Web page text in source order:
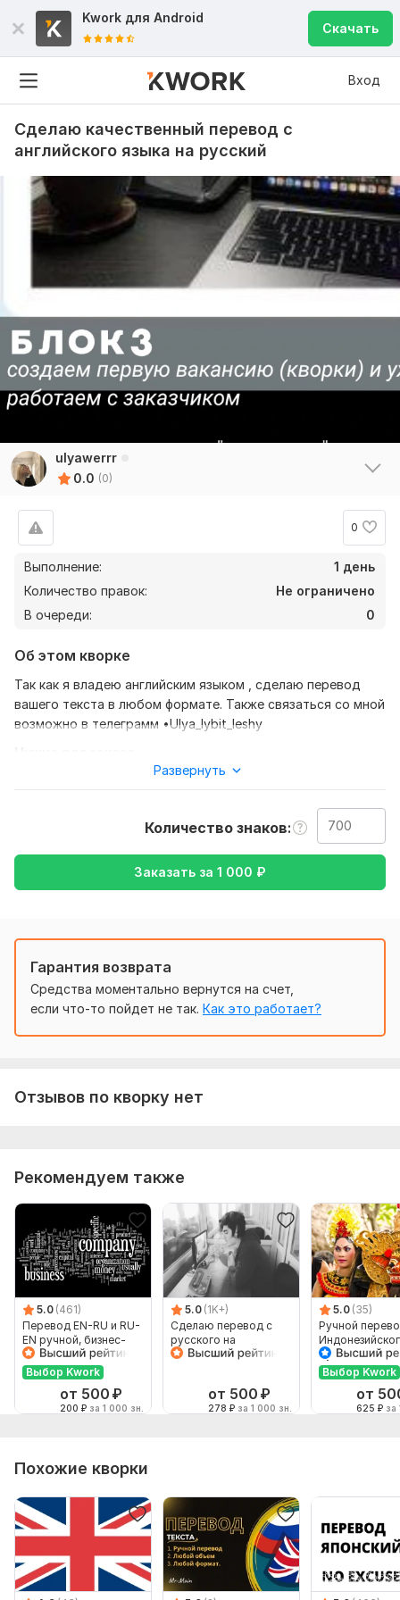
Kwork для Android
Скачать
Вход
Сделаю качественный перевод с
английского языка на русский
ulyawerrr
0.0 (0)
0
Выполнение:
1 день
Количество правок:
Не ограничено
В очереди:
0
Об этом кворке
Так как я владею английским языком , сделаю перевод
вашего текста в любом формате. Также связаться со мной
возможно в телеграмм •Ulya_lybit_leshy
Ожидаю от вас текст, желательно в формате документа,
Красота и мода,
Работа, карьера,
Туризм и путешествия,
с Русского на Английский
Объем услуги в кворке:
Развернуть
Количество знаков
Заказать за 1 000 ₽
Гарантия возврата
Средства моментально вернутся на счет,
если что-то пойдет не так. Как это работает?
Отзывов по кворку нет
Рекомендуем также
5.0 (461)
Перевод EN-RU и RU-
EN ручной, бизнес-
английский
Выбор Kwork
от 500 ₽
200 ₽ за 1 000 зн.
5.0 (1K+)
Сделаю перевод с
русского на
английский и
от 500 ₽
278 ₽ за 1 000 зн.
5.0 (35)
Ручной
Русский и
Выбор Kwork
от
625 ₽ за
Похожие кворки